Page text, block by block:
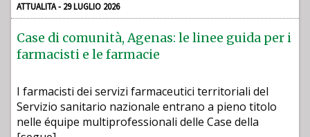
ATTUALITA - 29 LUGLIO 2026
Case di comunità, Agenas: le linee guida per i
farmacisti e le farmacie
I farmacisti dei servizi farmaceutici territoriali del
Servizio sanitario nazionale entrano a pieno titolo
nelle équipe multiprofessionali delle Case della